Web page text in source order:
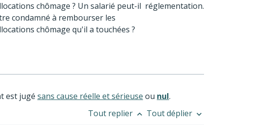
chômage ? Un salarié peut-il
condamné à rembourser les
chômage qu'il a touchées ?
réglementation.
est jugé sans cause réelle et sérieuse ou nul.
Tout replier keyboard_arrow_up Tout déplier keyboard_arrow_down